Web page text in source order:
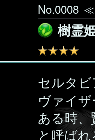
No.0008 ≪
樹霊
セルタ
ヴァイ
ある時
と呼ば